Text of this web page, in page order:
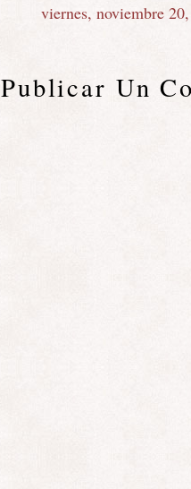
viernes, noviembre
Publicar Un